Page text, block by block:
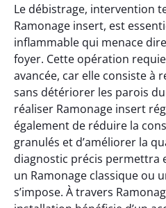
Le débistrage, intervention
Ramonage insert, est
inflammable qui menace
foyer. Cette opération
avancée, car elle consiste à
sans détériorer les parois
réaliser Ramonage insert
également de réduire la
granulés et d’améliorer la
diagnostic précis permettra
un Ramonage classique ou
s’impose. À travers